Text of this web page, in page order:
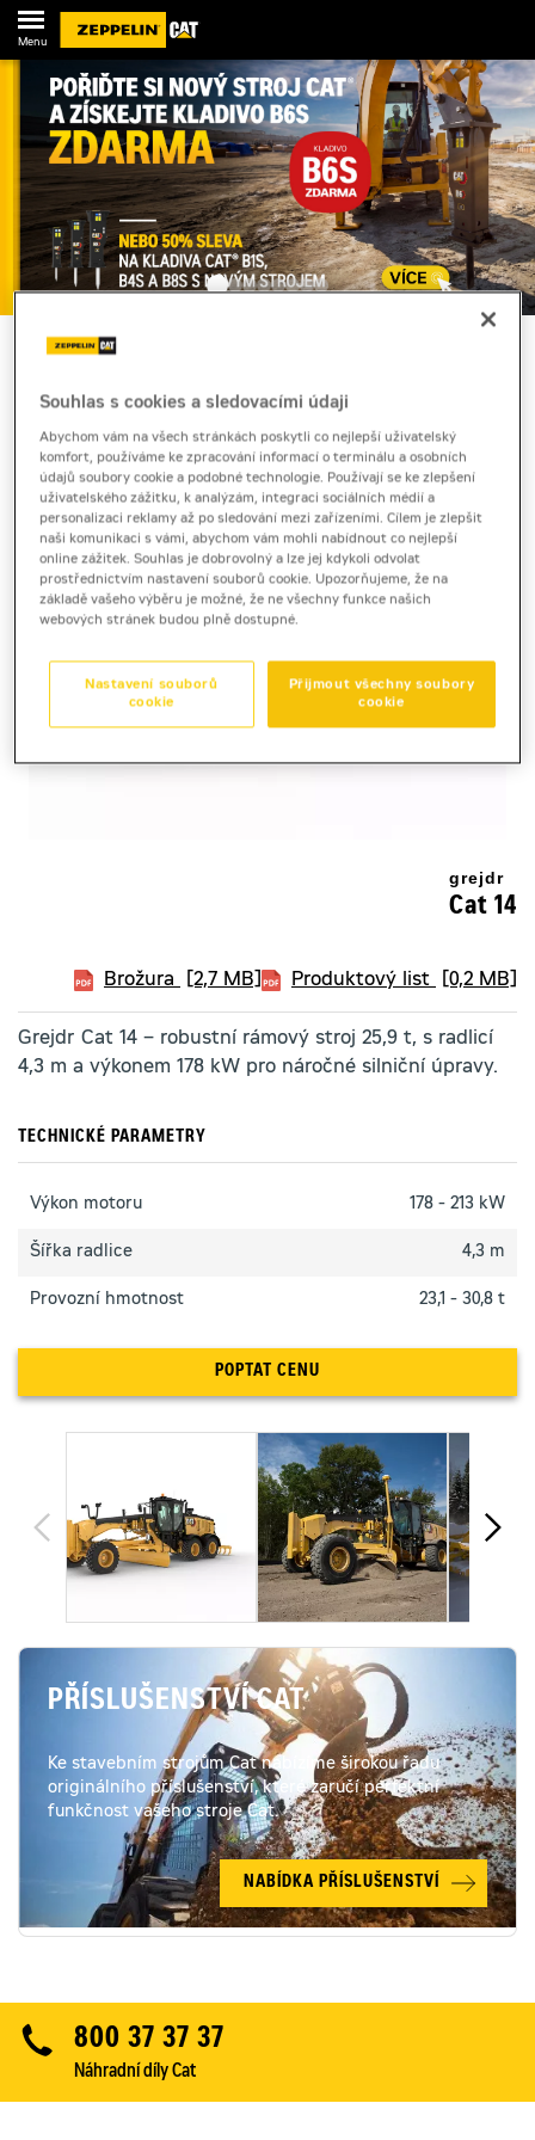
Menu
Kontakty
grejdr
Cat 14
Brožura [2,7 MB] Produktový list [0,2 MB]
Grejdr Cat 14 – robustní rámový stroj 25,9 t, s radlicí
4,3 m a výkonem 178 kW pro náročné silniční úpravy.
TECHNICKÉ PARAMETRY
Výkon motoru 178 - 213 kW
Šířka radlice 4,3 m
Provozní hmotnost 23,1 - 30,8 t
POPTAT CENU
PŘÍSLUŠENSTVÍ CAT
Ke stavebním strojům Cat nabízíme širokou řadu
originálního příslušenství, které zaručí perfektní
funkčnost vašeho stroje Cat.
NABÍDKA PŘÍSLUŠENSTVÍ
800 37 37 37
Náhradní díly Cat
Souhlas s cookies a sledovacími údaji
Abychom vám na všech stránkách poskytli co nejlepší uživatelský
komfort, používáme ke zpracování informací o terminálu a osobních
údajů soubory cookie a podobné technologie. Používají se ke zlepšení
uživatelského zážitku, k analýzám, integraci sociálních médií a
personalizaci reklamy až po sledování mezi zařízeními. Cílem je zlepšit
naši komunikaci s vámi, abychom vám mohli nabídnout co nejlepší
online zážitek. Souhlas je dobrovolný a lze jej kdykoli odvolat
prostřednictvím nastavení souborů cookie. Upozorňujeme, že na
základě vašeho výběru je možné, že ne všechny funkce našich
webových stránek budou plně dostupné.
Přijmout všechny soubory
cookie
Nastavení souborů
cookie